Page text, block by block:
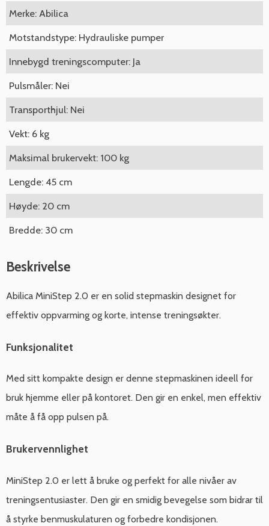
Merke: Abilica
Motstandstype: Hydrauliske pumper
Innebygd treningscomputer: Ja
Pulsmåler: Nei
Transporthjul: Nei
Vekt: 6 kg
Maksimal brukervekt: 100 kg
Lengde: 45 cm
Høyde: 20 cm
Bredde: 30 cm
Beskrivelse
Abilica MiniStep 2.0 er en solid stepmaskin designet for
effektiv oppvarming og korte, intense treningsøkter.
Funksjonalitet
Med sitt kompakte design er denne stepmaskinen ideell for
bruk hjemme eller på kontoret. Den gir en enkel, men effektiv
måte å få opp pulsen på.
Brukervennlighet
MiniStep 2.0 er lett å bruke og perfekt for alle nivåer av
treningsentusiaster. Den gir en smidig bevegelse som bidrar til
å styrke benmuskulaturen og forbedre kondisjonen.